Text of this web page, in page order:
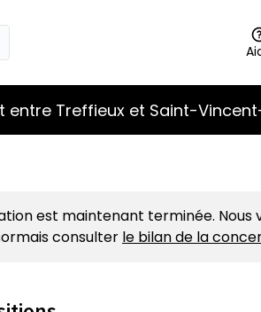
entre Treffieux et Saint-
est maintenant terminée.
consulter le bilan de la